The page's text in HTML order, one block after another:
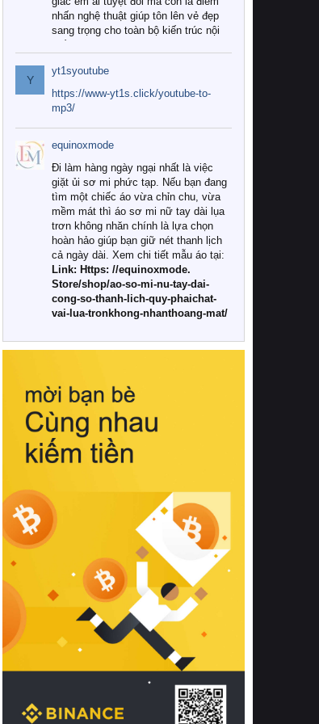
nhấn nghệ thuật giúp tôn lên vẻ đẹp
sang trọng cho toàn bộ kiến trúc nội
Tuy nhiên, giữa thị trường đa dạng
với vô vàn thương hiệu và mẫu mã
như hiện nay, làm thế nào để chọn
được những bộ chăn ga gối đệm cao
cấp thực sự chất lượng, phù hợp với
khí hậu và nhu cầu sử dụng của gia
đình? Hãy cùng chúng tôi đi tìm lời
giải đáp chi tiết qua bài viết dưới đây.
1. Tại sao các gia đình hiện đại lại ưa
chuộng chăn ga gối đệm cao cấp?
Khác với các dòng sản phẩm thông
thường, những bộ chăn ga gối đệm
cao cấp trải qua quy trình sản xuất
nghiêm ngặt từ khâu chọn lọc nguyên
liệu tự nhiên đến công nghệ dệt
nhuộm hiện đại không chứa hóa chất
này, bạn sẽ cảm nhận rõ rệt sự khác
hồi chuẩn xác của phần đệm nâng đỡ
cột sống.
Bên cạnh đó, việc lựa chọn các dòng
sản phẩm đạt chuẩn chất lượng quốc
tế còn giúp ngăn ngừa tình trạng kích
khuẩn và nấm mốc trong điều kiện
thời tiết nóng ẩm. Bạn có thể tìm hiểu
thêm các nghiên cứu khoa học về tác
động của giấc ngủ và môi trường
phòng ngủ đối với sức khỏe con
người tại Sleep Foundation (External
Link) để có cái nhìn toàn diện hơn.
2. Các tiêu chí vàng khi lựa chọn
chăn ga gối đệm cao cấp cho phòng
ngủ
Để sở hữu một bộ chăn ga gối đệm
cao cấp hoàn hảo cả về thẩm mỹ lẫn
công năng, người tiêu dùng cần cân
nhắc kỹ lưỡng các tiêu chí quan trọng
Y
yt1syoutube
https://www-yt1s.click/youtube-to-
mp3/
equinoxmode
Đi làm hàng ngày ngại nhất là việc
giặt ủi sơ mi phức tạp. Nếu bạn đang
tìm một chiếc áo vừa chỉn chu, vừa
mềm mát thì áo sơ mi nữ tay dài lụa
trơn không nhăn chính là lựa chọn
hoàn hảo giúp bạn giữ nét thanh lịch
cả ngày dài. Xem chi tiết mẫu áo tại:
Link: Https: //equinoxmode.
Store/shop/ao-so-mi-nu-tay-dai-
cong-so-thanh-lich-quy-phaichat-
vai-lua-tronkhong-nhanthoang-mat/